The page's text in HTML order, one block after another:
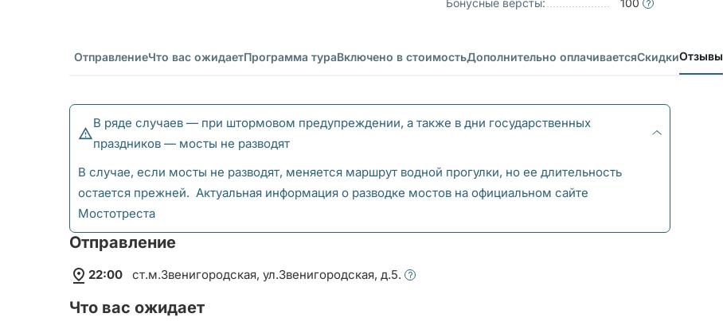
Бонусные вёрсты: 100
ОтправлениеЧто вас ожидаетПрограмма тураВключено в стоимостьДополнительно оплачиваетсяСкидкиОтзывы
В ряде случаев — при штормовом предупреждении, а также в дни государственных
праздников — мосты не разводят
В случае, если мосты не разводят, меняется маршрут водной прогулки, но ее длительность
остается прежней. Актуальная информация о разводке мостов на официальном сайте
Мостотреста
Отправление
22:00 ст.м.Звенигородская, ул.Звенигородская, д.5.
Что вас ожидает